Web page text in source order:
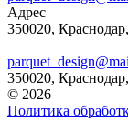
Адрес
350020,
350020,
© 2026
Политика